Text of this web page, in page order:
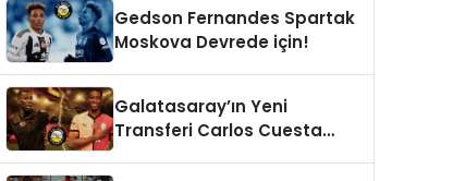
Gedson Fernandes Spartak
Moskova Devrede için!
Galatasaray’ın Yeni
Transferi Carlos Cuesta